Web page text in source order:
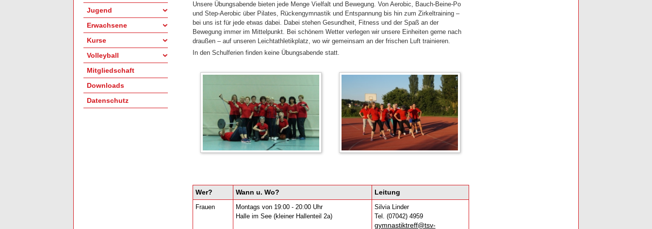
Jugend
Erwachsene
Kurse
Volleyball
Mitgliedschaft
Downloads
Datenschutz
Unsere Übungsabende bieten jede Menge Vielfalt und Bewegung. Von Aerobic, Bauch-Beine-Po
und Step-Aerobic über Pilates, Rückengymnastik und Entspannung bis hin zum Zirkeltraining –
bei uns ist für jede etwas dabei. Dabei stehen Gesundheit, Fitness und der Spaß an der
Bewegung immer im Mittelpunkt. Bei schönem Wetter verlegen wir unsere Einheiten gerne nach
draußen – auf unseren Leichtathletikplatz, wo wir gemeinsam an der frischen Luft trainieren.
In den Schulferien finden keine Übungsabende statt.
Wer? Wann u. Wo? Leitung
Frauen
Montags von 19:00 - 20:00 Uhr
Halle im See (kleiner Hallenteil 2a)
Silvia Linder
Tel. (07042) 4959
gymnastiktreff@tsv-